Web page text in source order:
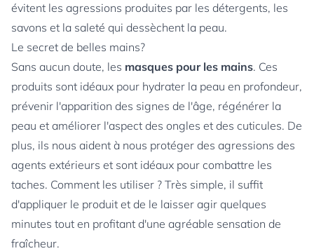
évitent les agressions produites par les détergents, les
savons et la saleté qui dessèchent la peau.
Le secret de belles mains?
Sans aucun doute, les masques pour les mains. Ces
produits sont idéaux pour hydrater la peau en profondeur,
prévenir l'apparition des signes de l'âge, régénérer la
peau et améliorer l'aspect des ongles et des cuticules. De
plus, ils nous aident à nous protéger des agressions des
agents extérieurs et sont idéaux pour combattre les
taches. Comment les utiliser ? Très simple, il suffit
d'appliquer le produit et de le laisser agir quelques
minutes tout en profitant d'une agréable sensation de
fraîcheur.